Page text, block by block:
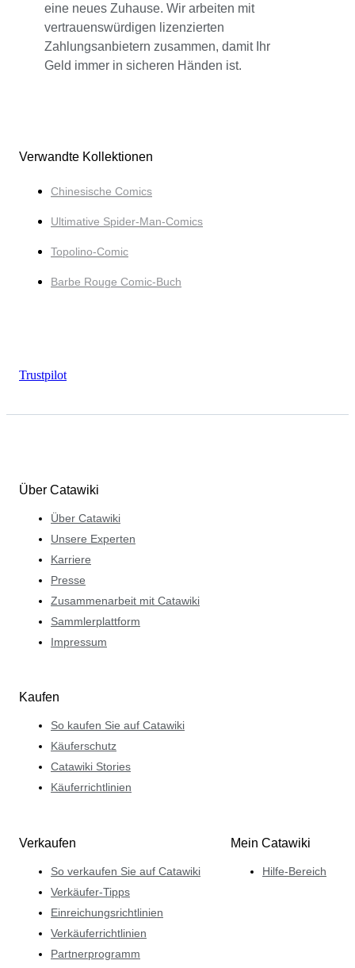
eine neues Zuhause. Wir arbeiten mit
vertrauenswürdigen lizenzierten
Zahlungsanbietern zusammen, damit Ihr
Geld immer in sicheren Händen ist.
Verwandte Kollektionen
Chinesische Comics
Ultimative Spider-Man-Comics
Topolino-Comic
Barbe Rouge Comic-Buch
Trustpilot
Über Catawiki
Über Catawiki
Unsere Experten
Karriere
Presse
Zusammenarbeit mit Catawiki
Sammlerplattform
Impressum
Kaufen
So kaufen Sie auf Catawiki
Käuferschutz
Catawiki Stories
Käuferrichtlinien
Verkaufen
So verkaufen Sie auf Catawiki
Verkäufer-Tipps
Einreichungsrichtlinien
Verkäuferrichtlinien
Partnerprogramm
Mein Catawiki
Hilfe-Bereich